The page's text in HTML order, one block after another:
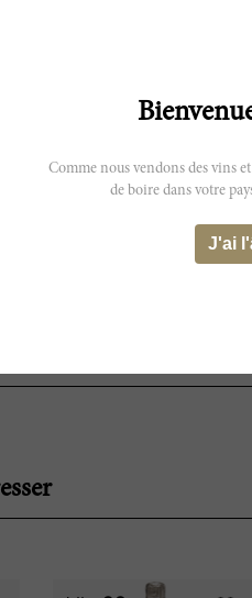
uniquement et peut ne pas
réelles du vin.
Comme nous vendons des vins
de boire dans votre
J'ai